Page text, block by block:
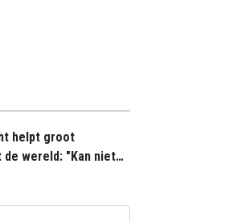
helpt groot
de wereld: "Kan niet